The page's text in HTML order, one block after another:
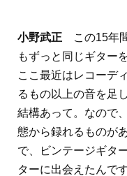
小野武正
この15年
もずっと同じギター
ここ最近はレコーデ
るもの以上の音を足
結構あって。なので
態から録れるものが
で、ビンテージギタ
ターに出会えたんで